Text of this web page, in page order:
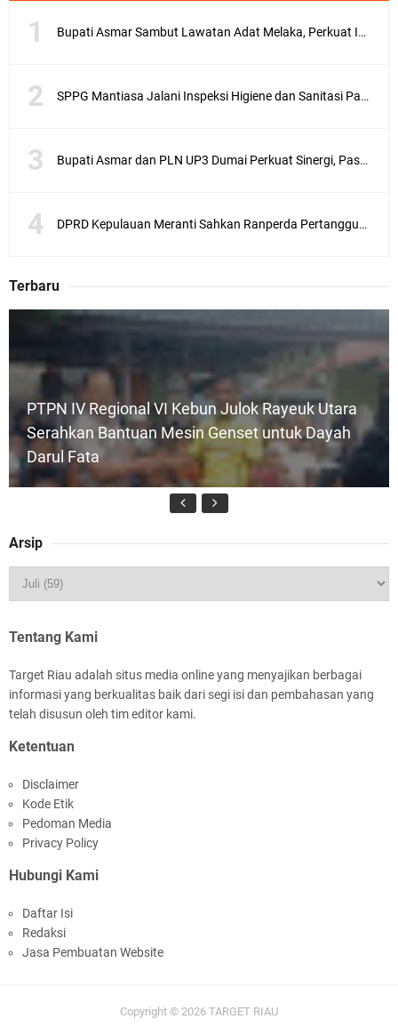
Bupati Asmar Sambut Lawatan Adat Melaka, Perkuat Ikatan Serumpun Indonesia–Malaysia di Kepulauan Meranti
SPPG Mantiasa Jalani Inspeksi Higiene dan Sanitasi Pangan
Bupati Asmar dan PLN UP3 Dumai Perkuat Sinergi, Pastikan Layanan Listrik Kepulauan Meranti Semakin Andal
DPRD Kepulauan Meranti Sahkan Ranperda Pertanggungjawaban APBD 2025, Pemkab Siap Tindaklanjuti 11 Rekomendasi Banggar
Terbaru
PTPN IV Regional VI Kebun Julok Rayeuk Utara
Serahkan Bantuan Mesin Genset untuk Dayah
Darul Fata
Jelang Ekspedisi Merah Putih Presisi Polda Riau
Asmar: Kunci Perkuat Ketahanan Pangan
Daerah Kepulauan
HUT IBI Ke-75, Bupati Asmar: Bidan Garda
Arsip
Tentang Kami
Target Riau adalah situs media online yang menyajikan berbagai
informasi yang berkualitas baik dari segi isi dan pembahasan yang
telah disusun oleh tim editor kami.
Ketentuan
Disclaimer
Kode Etik
Pedoman Media
Privacy Policy
Hubungi Kami
Daftar Isi
Redaksi
Jasa Pembuatan Website
Copyright © 2026 TARGET RIAU